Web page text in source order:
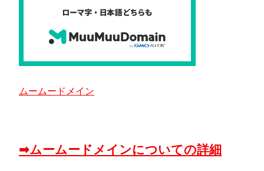
ムームードメイン
➡ムームードメインについての詳細